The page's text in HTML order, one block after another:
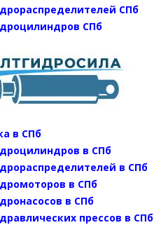
СПб
СПб
в СПб
в СПб
в СПб
в СПб
в СПб
прессов в СПб